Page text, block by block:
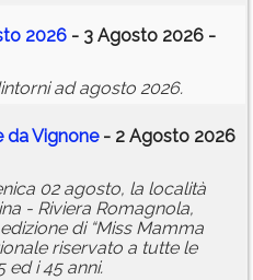
2026 - 3 Agosto 2026 -
ad agosto 2026.
da Vignone- 2 Agosto 2026
02 agosto, la località
- Riviera Romagnola,
di “Miss Mamma
riservato a tutte le
ed i 45 anni.